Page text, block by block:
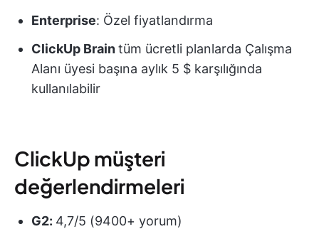
Enterprise: Özel fiyatlandırma
ClickUp Braintüm ücretli planlarda Çalışma
Alanı üyesi başına aylık 5 $ karşılığında
kullanılabilir
ClickUp müşteri
değerlendirmeleri
G2: 4,7/5 (9400+ yorum)